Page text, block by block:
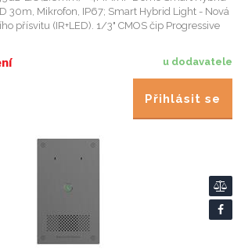
30m, Mikrofon, IP67; Smart Hybrid Light - Nová
přísvitu (IR+LED). 1/3" CMOS čip Progressive
u dodavatele
Přihlásit se